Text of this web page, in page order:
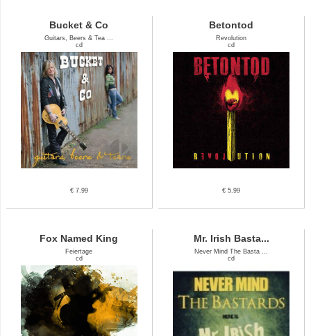
Bucket & Co
Guitars, Beers & Tea ...
cd
€ 7.99
Betontod
Revolution
cd
€ 5.99
Fox Named King
Feiertage
cd
Mr. Irish Basta...
Never Mind The Basta ...
cd